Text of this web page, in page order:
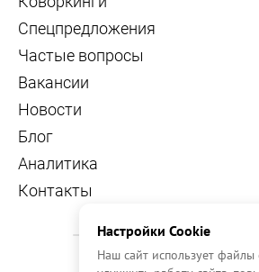
Спецпредложения
Частые вопросы
Вакансии
Новости
Блог
Аналитика
Контакты
Настройки Cookie
Наш сайт использует